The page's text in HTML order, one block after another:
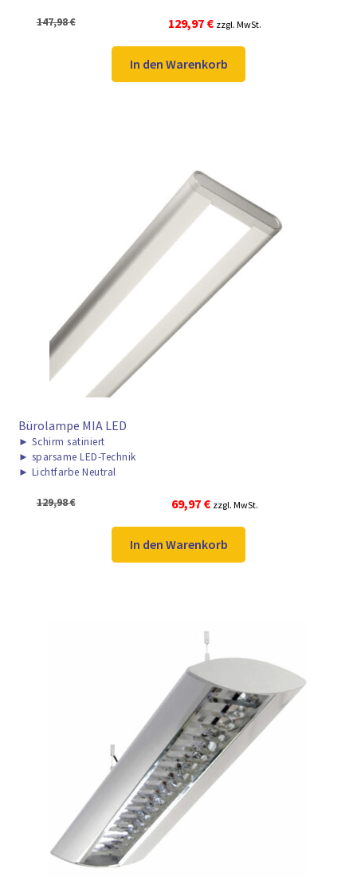
147,98€
Ursprünglicher
Preis
war:
147,98 €
129,97 €Aktueller
Preis
ist:
129,97 €.
zzgl. MwSt.
In den Warenkorb
Bürolampe MIA LED
► Schirm satiniert
► sparsame LED-Technik
► Lichtfarbe Neutral
129,98€
Ursprünglicher
Preis
war:
129,98 €
69,97 €Aktueller
Preis
ist:
69,97 €.
zzgl. MwSt.
In den Warenkorb